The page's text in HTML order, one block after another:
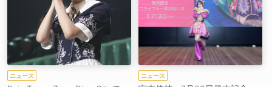
ニュース ニュース